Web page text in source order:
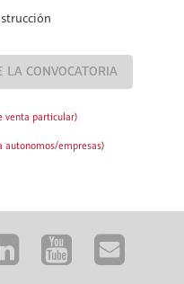
LA CONVOCATORIA
venta particular)
autonomos/empresas)